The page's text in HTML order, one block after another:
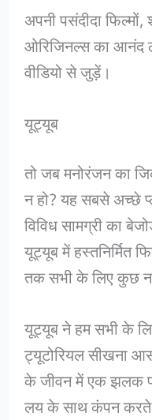
अपनी पसंदीदा
ओरिजिनल्स का आनंद
वीडियो से जुड़ें।
यूट्यूब
तो जब मनोरंजन का
न हो? यह सबसे अच्छे
विविध सामग्री का
यूट्यूब में हस्तनिर्मित
तक सभी के लिए कुछ
यूट्यूब ने हम सभी के
ट्यूटोरियल सीखना
के जीवन में एक झलक
लय के साथ कंपन करते